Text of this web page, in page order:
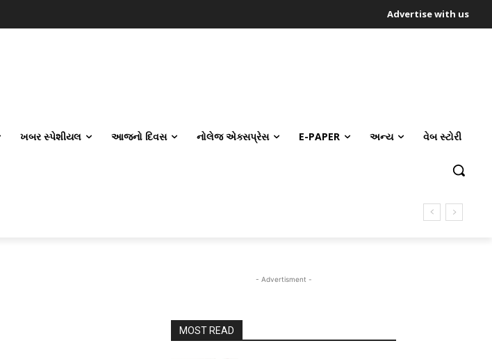
Advertise with us
ખબર સ્પેશીયલ આજનો દિવસ નોલેજ એક્સપ્રેસ E-PAPER અન્ય વેબ સ્ટોરી
- Advertisment -
MOST READ